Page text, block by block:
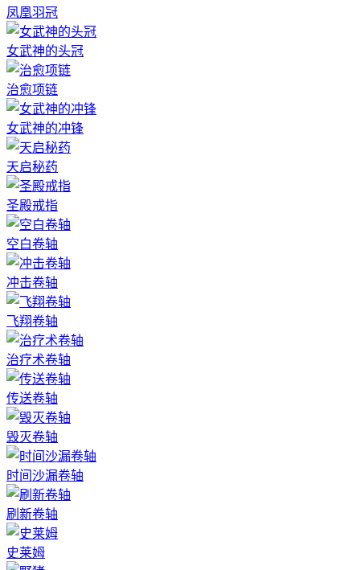
凤凰羽冠
女武神的头冠
治愈项链
女武神的冲锋
天启秘药
圣殿戒指
空白卷轴
冲击卷轴
飞翔卷轴
治疗术卷轴
传送卷轴
毁灭卷轴
时间沙漏卷轴
刷新卷轴
史莱姆